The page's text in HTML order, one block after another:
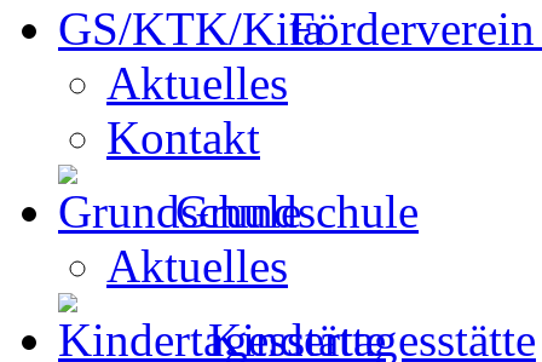
Aktuelles
Kontakt
Grundschule
Aktuelles
Kindertagesstätte